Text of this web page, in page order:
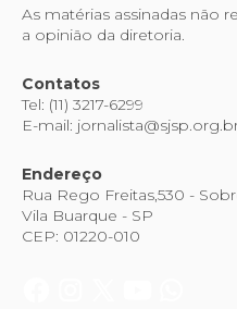
As matérias assinadas não
a opinião da diretoria.
Contatos
Tel: (11) 3217-6299
E-mail:
Endereço
Rua Rego Freitas,530 -
Vila Buarque - SP
CEP: 01220-010